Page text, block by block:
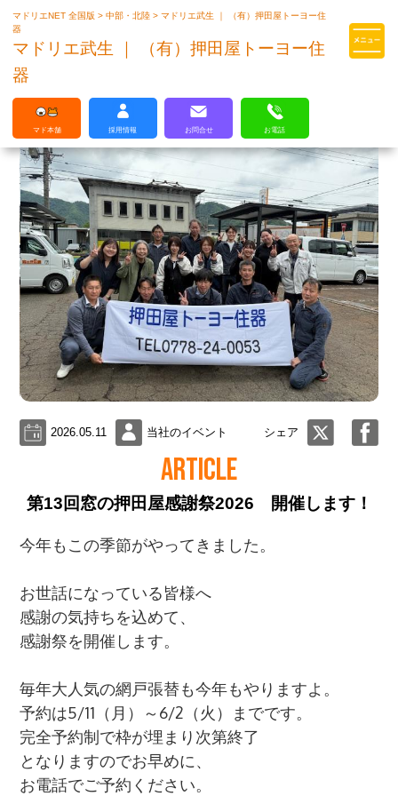
マドリエはLIXILの厳しい基準を
マドリエNET 全国版>中部・北陸>マドリエ武生 ｜ （有）押田屋トーヨー住
器
マドリエ武生 ｜ （有）押田屋トーヨー住
器
マド本舗 採用情報 お問合せ お電話
2026.05.11 当社のイベント シェア
ARTICLE
第13回窓の押田屋感謝祭2026 開催します！